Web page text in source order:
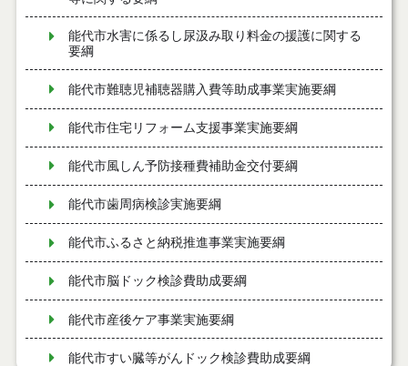
能代市水害に係るし尿汲み取り料金の援護に関する
要綱
能代市難聴児補聴器購入費等助成事業実施要綱
能代市住宅リフォーム支援事業実施要綱
能代市風しん予防接種費補助金交付要綱
能代市歯周病検診実施要綱
能代市ふるさと納税推進事業実施要綱
能代市脳ドック検診費助成要綱
能代市産後ケア事業実施要綱
能代市すい臓等がんドック検診費助成要綱